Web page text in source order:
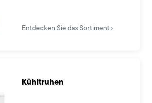
Entdecken Sie das Sortiment
Kühltruhen